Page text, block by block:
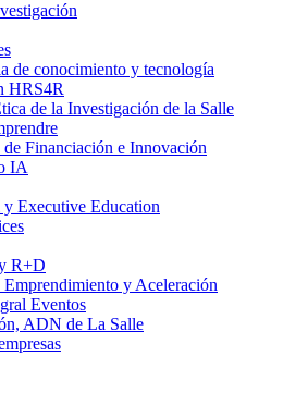
de conocimiento y tecnología
HRS4R
de la Investigación de la Salle
Financiación e Innovación
IA
y Executive Education
R+D
Emprendimiento y Aceleración
Eventos
ADN de La Salle